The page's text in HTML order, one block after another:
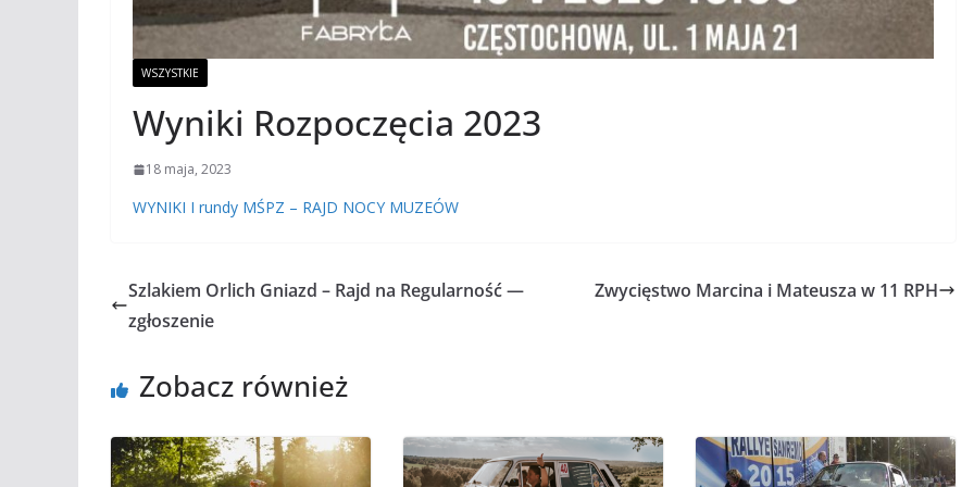
WSZYSTKIE
Wyniki Rozpoczęcia 2023
18 maja, 2023
WYNIKI I rundy MŚPZ – RAJD NOCY MUZEÓW
Szlakiem Orlich Gniazd – Rajd na Regularność —
zgłoszenie
Zwycięstwo Marcina i Mateusza w 11 RPH
Zobacz również